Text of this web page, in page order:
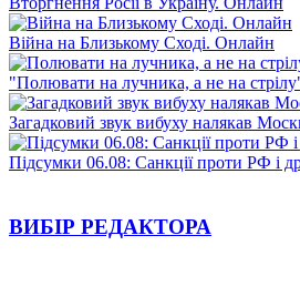
Війна на Близькому Сході. Онлайн
"Полювати на лучника, а не на
Загадковий звук вибуху налякав
Підсумки 06.08: Санкції проти РФ і
ВИБІР РЕДАКТОРА